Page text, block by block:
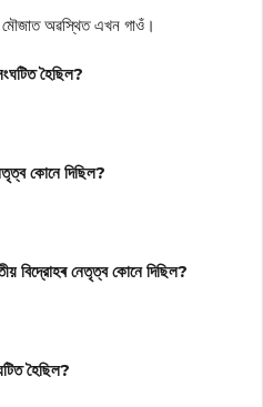
মৌজাত অৱস্থিত এখন গাওঁ।
হৈছিল?
কোনে দিছিল?
বিদ্রোহৰ নেতৃত্ব কোনে দিছিল?
হৈছিল?